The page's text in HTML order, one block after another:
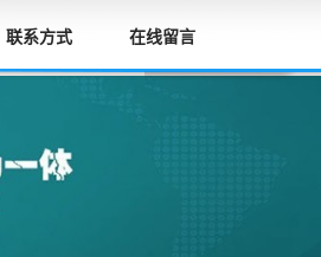
联系方式 在线留言